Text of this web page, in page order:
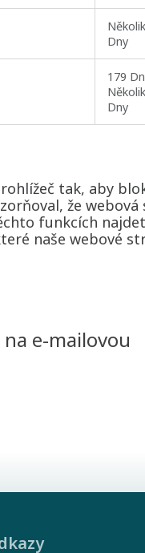
Dny
179
Dny
tak, aby
že webová
funkcích
naše webové
e-mailovou